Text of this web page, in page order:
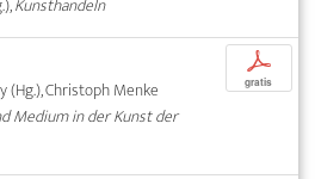
Kunsthandeln
(Hg.), Christoph Menke
Medium in der Kunst der
p
gratis